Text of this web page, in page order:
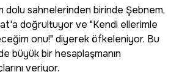
dolu sahnelerinden birinde Şebnem,
doğrultuyor ve "Kendi ellerimle
onu!" diyerek öfkeleniyor. Bu
büyük bir hesaplaşmanın
veriyor.